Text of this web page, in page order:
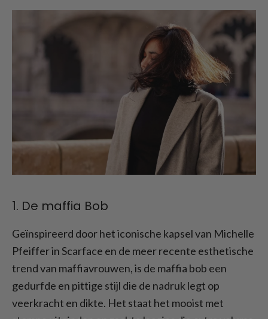
1. De maffia Bob
Geïnspireerd door het iconische kapsel van Michelle
Pfeiffer in Scarface en de meer recente esthetische
trend van maffiavrouwen, is de maffia bob een
gedurfde en pittige stijl die de nadruk legt op
veerkracht en dikte. Het staat het mooist met